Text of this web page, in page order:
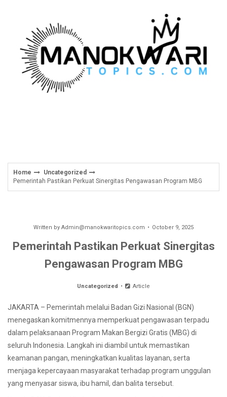
Home
Uncategorized
Pemerintah Pastikan Perkuat Sinergitas Pengawasan Program MBG
Written by Admin@manokwaritopics.com October 9, 2025
Pemerintah Pastikan Perkuat Sinergitas
Pengawasan Program MBG
Uncategorized Article
JAKARTA – Pemerintah melalui Badan Gizi Nasional (BGN)
menegaskan komitmennya memperkuat pengawasan terpadu
dalam pelaksanaan Program Makan Bergizi Gratis (MBG) di
seluruh Indonesia. Langkah ini diambil untuk memastikan
keamanan pangan, meningkatkan kualitas layanan, serta
menjaga kepercayaan masyarakat terhadap program unggulan
yang menyasar siswa, ibu hamil, dan balita tersebut.